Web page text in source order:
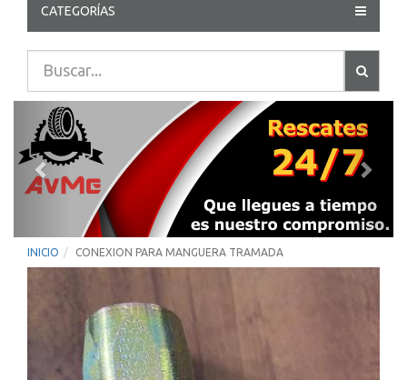
CATEGORÍAS
Previous
INICIO CONEXION PARA MANGUERA TRAMADA